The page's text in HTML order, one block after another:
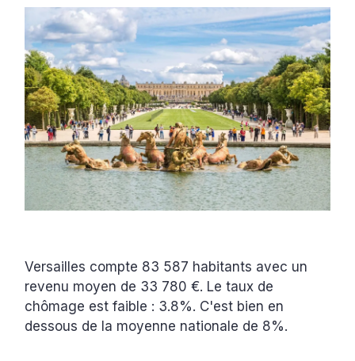
Versailles compte 83 587 habitants avec un
revenu moyen de 33 780 €. Le taux de
chômage est faible : 3.8%. C'est bien en
dessous de la moyenne nationale de 8%.